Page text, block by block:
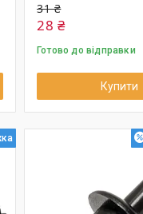
31 ₴
28 ₴
Готово до відправки
Купити